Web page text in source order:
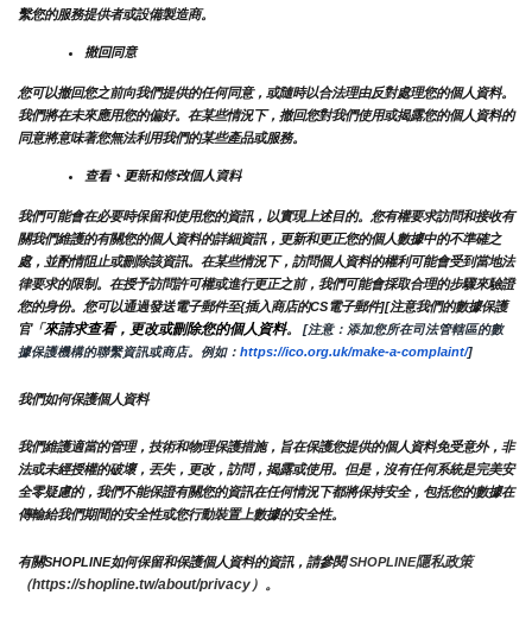
繫您的服務提供者或設備製造商。
撤回同意
您可以撤回您之前向我們提供的任何同意，或隨時以合法理由反對處理您的個人資料。
我們將在未來應用您的偏好。在某些情況下，撤回您對我們使用或揭露您的個人資料的
同意將意味著您無法利用我們的某些產品或服務。
查看、更新和修改個人資料
我們可能會在必要時保留和使用您的資訊，以實現上述目的。您有權要求訪問和接收有
關我們維護的有關您的個人資料的詳細資訊，更新和更正您的個人數據中的不準確之
處，並酌情阻止或刪除該資訊。在某些情況下，訪問個人資料的權利可能會受到當地法
律要求的限制。在授予訪問許可權或進行更正之前，我們可能會採取合理的步驟來驗證
您的身份。您可以通過發送電子郵件至{插入商店的CS電子郵件][注意我們的數據保護
官「來請求查看，更改或刪除您的個人資料。
[注意：添加您所在司法管轄區的數
據保護機構的聯繫資訊或商店。例如： https://ico.org.uk/make-a-complaint/]
我們如何保護個人資料
我們維護適當的管理，技術和物理保護措施，旨在保護您提供的個人資料免受意外，非
法或未經授權的破壞，丟失，更改，訪問，揭露或使用。但是，沒有任何系統是完美安
全零疑慮的，我們不能保證有關您的資訊在任何情況下都將保持安全，包括您的數據在
傳輸給我們期間的安全性或您行動裝置上數據的安全性。
有關SHOPLINE如何保留和保護個人資料的資訊，請參閱 SHOPLINE隱私政策
（https://shopline.tw/about/privacy）。